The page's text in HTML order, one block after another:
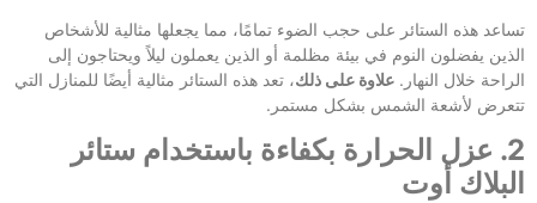
تساعد هذه الستائر على حجب الضوء تمامًا، مما يجعلها مثالية للأشخاص
الذين يفضلون النوم في بيئة مظلمة أو الذين يعملون ليلاً ويحتاجون إلى
الراحة خلال النهار. علاوة على ذلك، تعد هذه الستائر مثالية أيضًا للمنازل التي
تتعرض لأشعة الشمس بشكل مستمر.
2. عزل الحرارة بكفاءة باستخدام ستائر
البلاك أوت